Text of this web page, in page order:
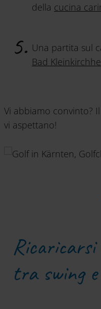
della cucina
Una partita sul
Bad
Vi abbiamo convinto?
vi aspettano!
tra swing